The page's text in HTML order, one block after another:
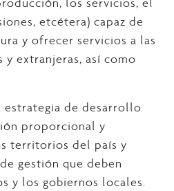
etcétera) capaz de
y ofrecer servicios a las
y extranjeras, así como
estrategia de desarrollo
proporcional y
territorios del país y
gestión que deben
y los gobiernos locales.